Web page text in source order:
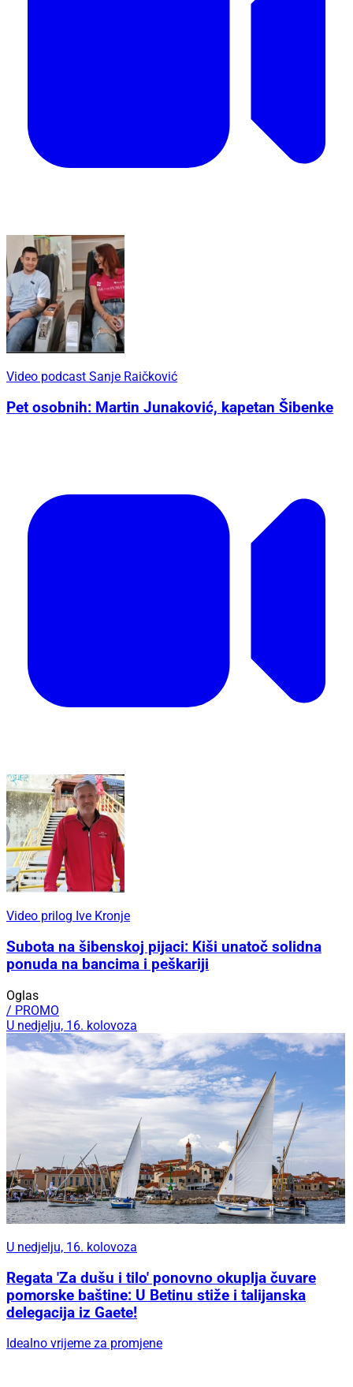
Video podcast Sanje Raičković
Pet osobnih: Martin Junaković, kapetan Šibenke
Video prilog Ive Kronje
Subota na šibenskoj pijaci: Kiši unatoč solidna
ponuda na bancima i peškariji
Oglas
/ PROMO
U nedjelju, 16. kolovoza
U nedjelju, 16. kolovoza
Regata 'Za dušu i tilo' ponovno okuplja čuvare
pomorske baštine: U Betinu stiže i talijanska
delegacija iz Gaete!
Idealno vrijeme za promjene